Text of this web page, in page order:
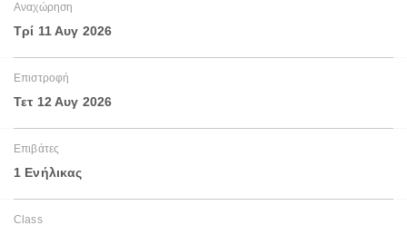
Αναχώρηση
Τρί 11 Αυγ 2026
Επιστροφή
Τετ 12 Αυγ 2026
Επιβάτες
1 Ενήλικας
Class